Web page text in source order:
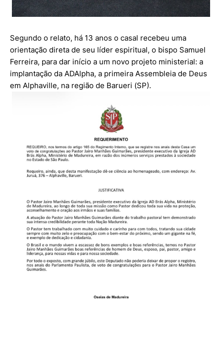
Segundo o relato, há 13 anos o casal recebeu uma
orientação direta de seu líder espiritual, o bispo Samuel
Ferreira, para dar início a um novo projeto ministerial: a
implantação da ADAlpha, a primeira Assembleia de Deus
em Alphaville, na região de Barueri (SP).